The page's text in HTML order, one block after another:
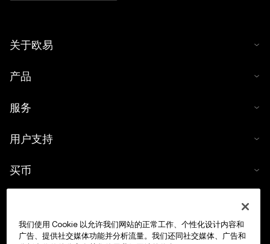
关于欧易
产品
服务
用户支持
买币
交易
我们使用 Cookie 以允许我们网站的正常工作、个性化设计内容和
广告、提供社交媒体功能并分析流量。我们还同社交媒体、广告和